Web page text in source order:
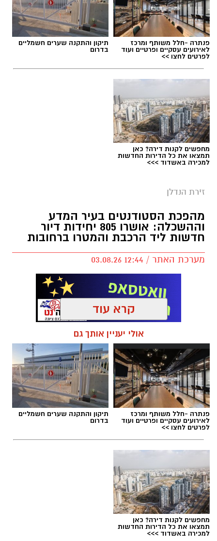
פנתרה -חלל משותף ומרכז
לאירועים עסקיים ופרטיים ועוד
לפרטים לחצו >>
תיקון והתקנה שערים חשמליים
בדרום
מחפשים לקנות דירה? כאן
תמצאו את כל הדירות החדשות
למכירה באשדוד >>>
זירת הנדלן
מהפכת הסטודנטים בעיר המדע
וההשכלה: אושרו 805 יחידות דיור
חדשות ליד הרכבת והמטרו ברחובות
מערכת האתר / 12:44 03.08.26
מחירי דירות ברחובות, הרכבת והמטרו
ברחובות
חדשות ליד הרכבת והמטרו ברחובות
קרא עוד
אולי יעניין אותך גם
פנתרה -חלל משותף ומרכז
לאירועים עסקיים ופרטיים ועוד
לפרטים לחצו >>
תיקון והתקנה שערים חשמליים
בדרום
מחפשים לקנות דירה? כאן
תמצאו את כל הדירות החדשות
למכירה באשדוד >>>